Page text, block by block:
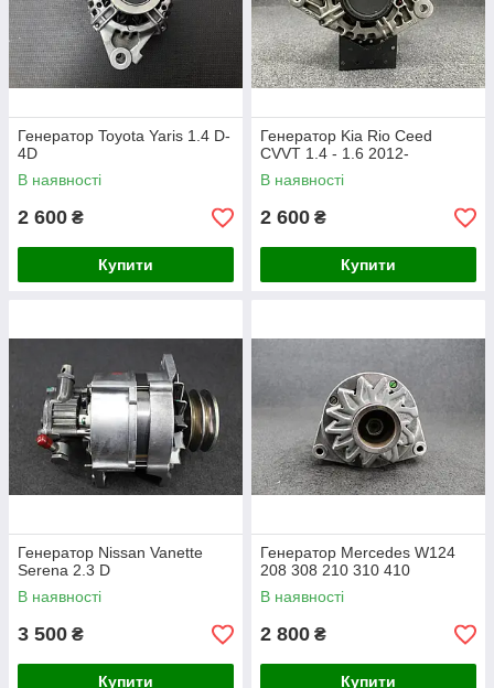
Генератор Toyota Yaris 1.4 D-
4D
В наявності
2 600 ₴
Купити
Генератор Kia Rio Ceed
CVVT 1.4 - 1.6 2012-
В наявності
2 600 ₴
Купити
Генератор Nissan Vanette
Serena 2.3 D
В наявності
3 500 ₴
Купити
Генератор Mercedes W124
208 308 210 310 410
В наявності
2 800 ₴
Купити